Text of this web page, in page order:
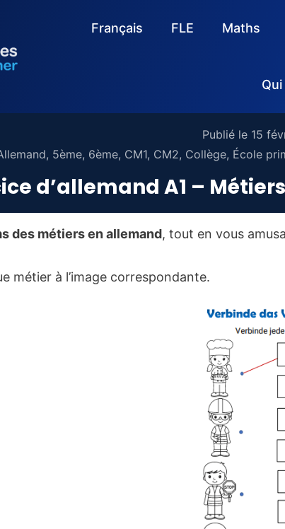
Français FLE Maths
Publié le 15
, 5ème, 6ème, CM1, CM2, Collège, École
d’allemand A1 –
des métiers en allemand, tout en vous
métier à l’image correspondante.